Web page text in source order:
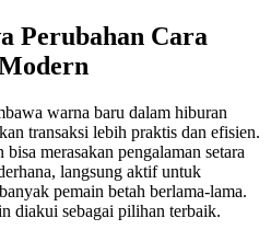
Perubahan Cara
warna baru dalam hiburan
transaksi lebih praktis dan efisien.
merasakan pengalaman setara
langsung aktif untuk
pemain betah berlama-lama.
diakui sebagai pilihan terbaik.